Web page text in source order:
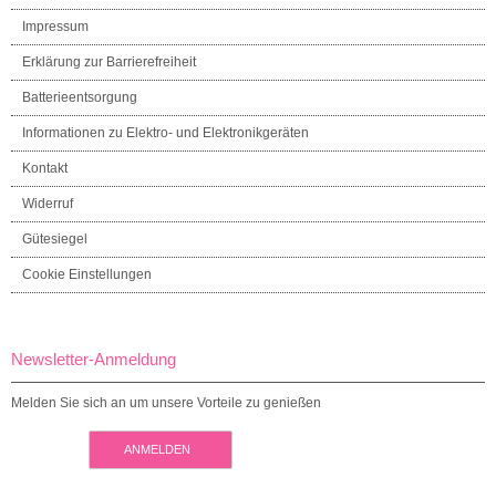
Impressum
Erklärung zur Barrierefreiheit
Batterieentsorgung
Informationen zu Elektro- und Elektronikgeräten
Kontakt
Widerruf
Gütesiegel
Cookie Einstellungen
Newsletter-Anmeldung
Melden Sie sich an um unsere Vorteile zu genießen
ANMELDEN